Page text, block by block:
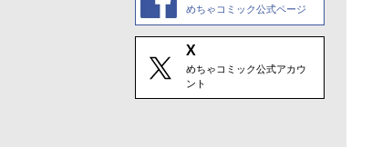
めちゃコミック公式ページ
X
めちゃコミック公式アカウ
ント